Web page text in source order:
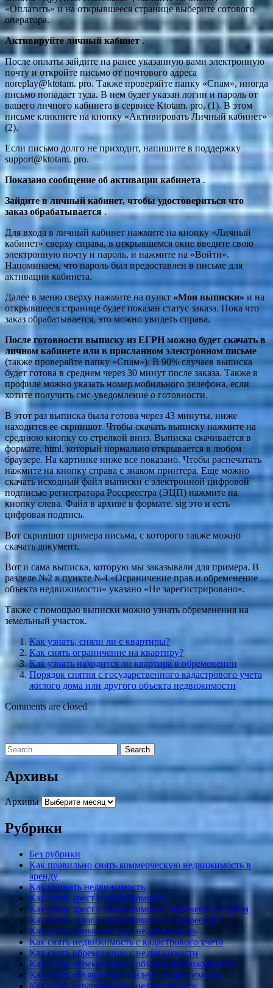
«Оплатить» и на открывшееся странице выберите сотового
оператора.
Активируйте личный кабинет.
После оплаты зайдите на ранее указанную вами электронную
почту и откройте письмо от почтового адреса
noreplay@ktotam. pro. Также проверяйте папку «Спам», иногда
письмо попадает туда. В нем будет указан логин и пароль от
вашего личного кабинета в сервисе Ktotam. pro, (1). В этом
письме кликните на кнопку «Активировать Личный кабинет»
(2).
Если письмо долго не приходит, напишите в поддержку
support@ktotam. pro.
Показано сообщение об активации кабинета .
Зайдите в личный кабинет, чтобы удостовериться что
заказ обрабатывается.
Для входа в личный кабинет нажмите на кнопку «Личный
кабинет» сверху справа, в открывшемся окне введите свою
электронную почту и пароль, и нажмите на «Войти».
Напоминаем, что пароль был предоставлен в письме для
активации кабинета.
Далее в меню сверху нажмите на пункт «Мои выписки» и на
открывшееся странице будет показан статус заказа. Пока что
заказ обрабатывается, это можно увидеть справа.
После готовности выписку из ЕГРН можно будет скачать в
личном кабинете или в присланном электронном письме
(также проверяйте папку «Спам»). В 90% случаев выписка
будет готова в среднем через 30 минут после заказа. Также в
профиле можно указать номер мобильного телефона, если
хотите получить смс-уведомление о готовности.
В этот раз выписка была готова через 43 минуты, ниже
находится ее скриншот. Чтобы скачать выписку нажмите на
среднюю кнопку со стрелкой вниз. Выписка скачивается в
формате. html, который нормально открывается в любом
браузере. На картинке ниже все показано. Чтобы распечатать
нажмите на кнопку справа с знаком принтера. Еще можно
скачать исходный файл выписки с электронной цифровой
подписью регистратора Россреестра (ЭЦП) нажмите на
кнопку слева. Файл в архиве в формате. sig это и есть
цифровая подпись.
Вот скриншот примера письма, с которого также можно
скачать документ.
Вот и сама выписка, которую мы заказывали для примера. В
разделе №2 в пункте №4 «Ограничение прав и обременение
объекта недвижимости» указано «Не зарегистрировано».
Также с помощью выписки можно узнать обременения на
земельный участок.
Как узнать, сняли ли с квартиры?
Как снять ограничение на квартиру?
Как узнать находится ли квартира в обременении
Порядок снятия с государственного кадастрового учета
жилого дома или другого объекта недвижимости
Comments are closed
Архивы
Архивы
Рубрики
Без рубрики
Как правильно снять коммерческую недвижимость в
аренду
Как снимать недвижимость
Как снять арест с недвижимости
Как снять арест с недвижимости наложенный судом
Как снять залог с недвижимости в росреестре
Как снять коммерческую недвижимость
Как снять недвижимость с кадастрового учета
Как снять обременение с недвижимости
Как снять обременение с объекта недвижимости
Как снять объявление с яндекс недвижимость